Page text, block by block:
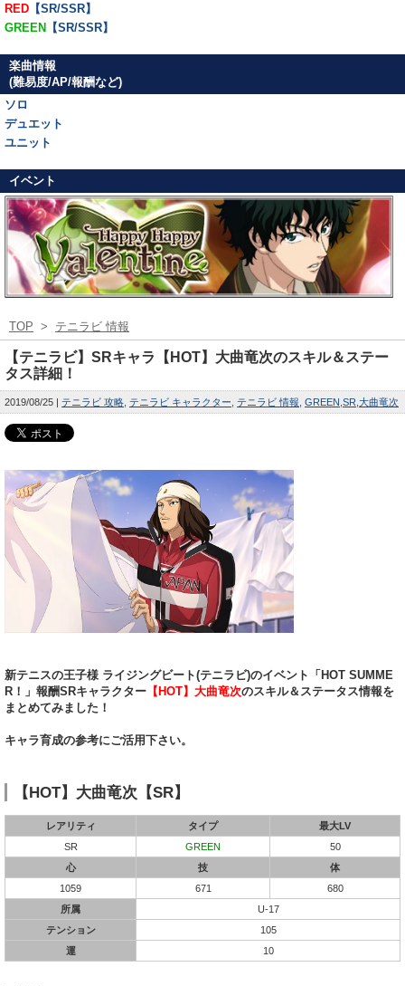
RED 【SR/SSR】
GREEN 【SR/SSR】
楽曲情報
(難易度/AP/報酬など)
ソロ
デュエット
ユニット
イベント
TOP > テニラビ 情報
【テニラビ】SRキャラ【HOT】大曲竜次のスキル＆ステー
タス詳細！
2019/08/25 テニラビ 攻略 テニラビ キャラクター テニラビ 情報 GREEN SR 大曲竜次
新テニスの王子様 ライジングビート(テニラビ)のイベント「HOT SUMME
R！」報酬SRキャラクター 【HOT】大曲竜次のスキル＆ステータス情報を
まとめてみました！
キャラ育成の参考にご活用下さい。
【HOT】大曲竜次【SR】
レアリティ タイプ
最大LV
SR
GREEN
50
心
技
体
1059
671
680
所属
U-17
テンション
105
運
10